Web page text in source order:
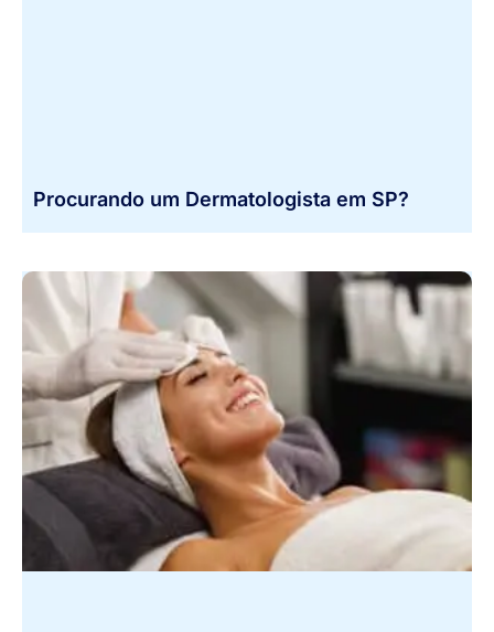
Procurando um Dermatologista em SP?